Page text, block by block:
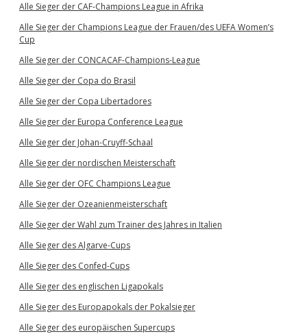
Alle Sieger der CAF-Champions League in Afrika
Alle Sieger der Champions League der Frauen/des UEFA Women’s
Cup
Alle Sieger der CONCACAF-Champions-League
Alle Sieger der Copa do Brasil
Alle Sieger der Copa Libertadores
Alle Sieger der Europa Conference League
Alle Sieger der Johan-Cruyff-Schaal
Alle Sieger der nordischen Meisterschaft
Alle Sieger der OFC Champions League
Alle Sieger der Ozeanienmeisterschaft
Alle Sieger der Wahl zum Trainer des Jahres in Italien
Alle Sieger des Algarve-Cups
Alle Sieger des Confed-Cups
Alle Sieger des englischen Ligapokals
Alle Sieger des Europapokals der Pokalsieger
Alle Sieger des europäischen Supercups